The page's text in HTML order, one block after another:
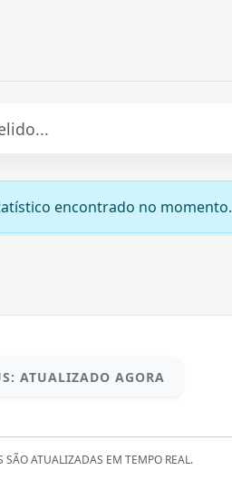
encontrado no momento.
ATUALIZADO AGORA
SÃO ATUALIZADAS EM TEMPO REAL.